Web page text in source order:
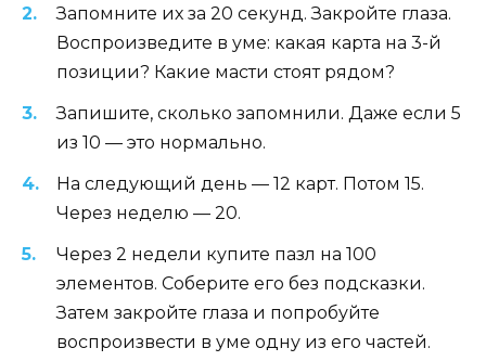
Запомните их за 20 секунд. Закройте глаза.
Воспроизведите в уме: какая карта на 3-й
позиции? Какие масти стоят рядом?
Запишите, сколько запомнили. Даже если 5
из 10 — это нормально.
На следующий день — 12 карт. Потом 15.
Через неделю — 20.
Через 2 недели купите пазл на 100
элементов. Соберите его без подсказки.
Затем закройте глаза и попробуйте
воспроизвести в уме одну из его частей.